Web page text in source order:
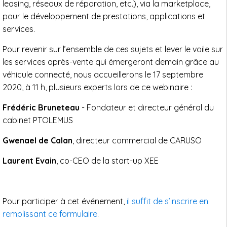
leasing, réseaux de réparation, etc.), via la marketplace,
pour le développement de prestations, applications et
services.
Pour revenir sur l’ensemble de ces sujets et lever le voile sur
les services après-vente qui émergeront demain grâce au
véhicule connecté, nous accueillerons le 17 septembre
2020, à 11 h, plusieurs experts lors de ce webinaire :
Frédéric Bruneteau - Fondateur et directeur général du
cabinet PTOLEMUS
Gwenael de Calan, directeur commercial de CARUSO
Laurent Evain, co-CEO de la start-up XEE
Pour participer à cet événement, il suffit de s’inscrire en
remplissant ce formulaire.